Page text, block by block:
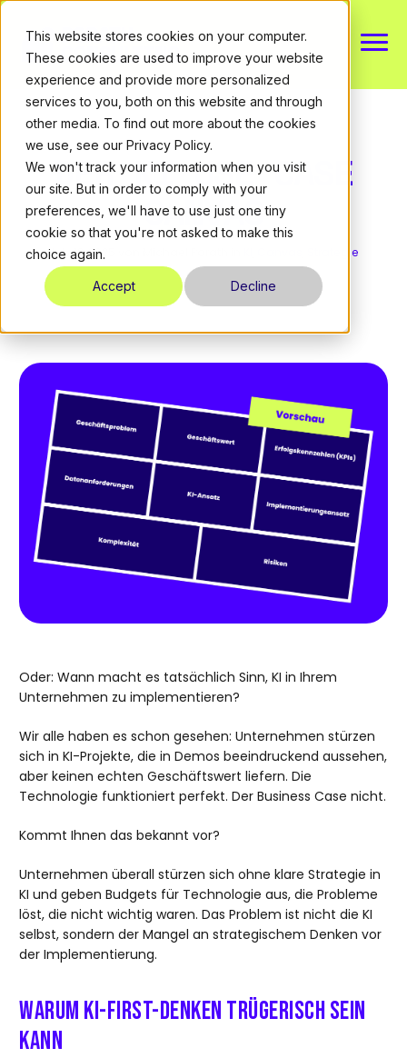
This website stores cookies on your computer.
These cookies are used to improve your website
experience and provide more personalized
services to you, both on this website and through
other media. To find out more about the cookies
we use, see our Privacy Policy.
We won't track your information when you visit
our site. But in order to comply with your
preferences, we'll have to use just one tiny
cookie so that you're not asked to make this
choice again.
Accept Decline
Über mich
Kompetenzen
Ressourcen
KONTAKT
DE|EN
DER KI USE CASE
CANVAS
July 12, 2025 Strategie
Oder: Wann macht es tatsächlich Sinn, KI in Ihrem
Unternehmen zu implementieren?
Wir alle haben es schon gesehen: Unternehmen stürzen
sich in KI-Projekte, die in Demos beeindruckend aussehen,
aber keinen echten Geschäftswert liefern. Die
Technologie funktioniert perfekt. Der Business Case nicht.
Kommt Ihnen das bekannt vor?
Unternehmen überall stürzen sich ohne klare Strategie in
KI und geben Budgets für Technologie aus, die Probleme
löst, die nicht wichtig waren. Das Problem ist nicht die KI
selbst, sondern der Mangel an strategischem Denken vor
der Implementierung.
Warum KI-First-Denken trügerisch sein
kann